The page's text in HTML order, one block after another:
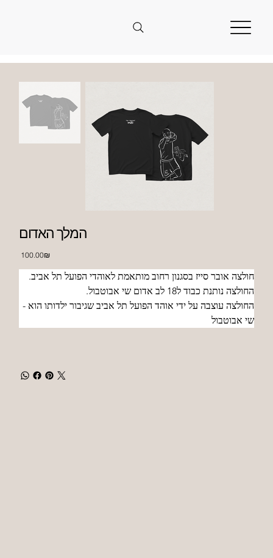
המלך האדום
מחיר ‏100.00 ‏₪
חולצה אובר סייז בסגנון רחוב מותאמת לאוהדי הפועל תל אביב.
החולצה נותנת כבוד ל18 לב אדום שי אבוטבול.
החולצה עוצבה על ידי אוהד הפועל תל אביב שגיבור ילדותו הוא -
שי אבוטבול